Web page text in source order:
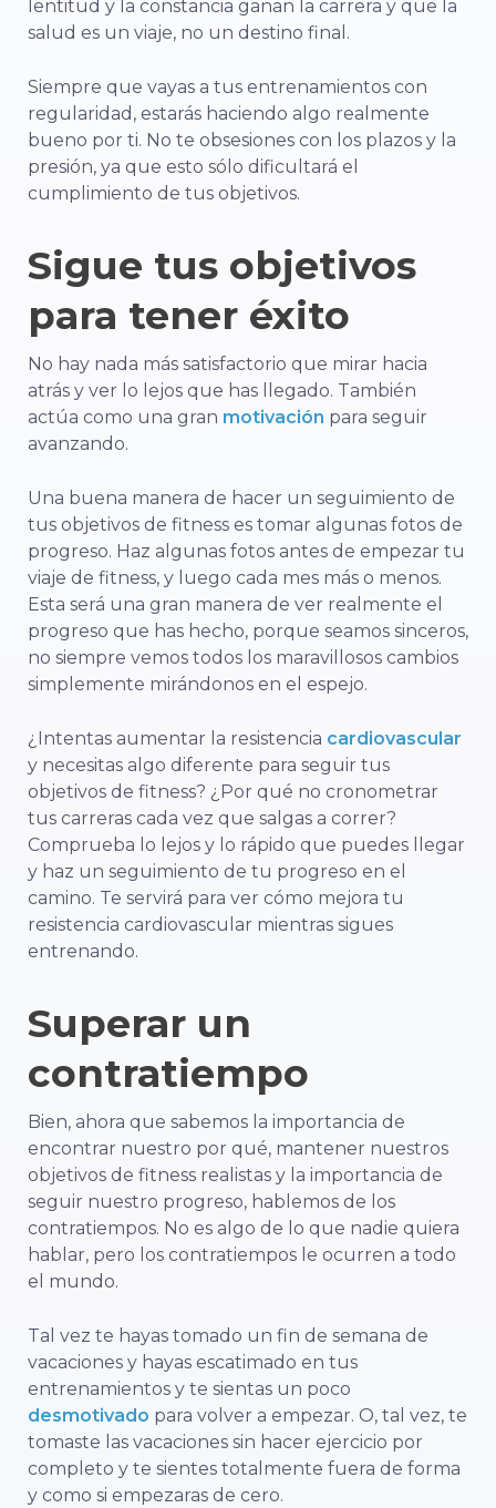
lentitud y la constancia ganan la carrera y que la
salud es un viaje, no un destino final.
Siempre que vayas a tus entrenamientos con
regularidad, estarás haciendo algo realmente
bueno por ti. No te obsesiones con los plazos y la
presión, ya que esto sólo dificultará el
cumplimiento de tus objetivos.
Sigue tus objetivos
para tener éxito
No hay nada más satisfactorio que mirar hacia
atrás y ver lo lejos que has llegado. También
actúa como una gran motivación para seguir
avanzando.
Una buena manera de hacer un seguimiento de
tus objetivos de fitness es tomar algunas fotos de
progreso. Haz algunas fotos antes de empezar tu
viaje de fitness, y luego cada mes más o menos.
Esta será una gran manera de ver realmente el
progreso que has hecho, porque seamos sinceros,
no siempre vemos todos los maravillosos cambios
simplemente mirándonos en el espejo.
¿Intentas aumentar la resistencia cardiovascular
y necesitas algo diferente para seguir tus
objetivos de fitness? ¿Por qué no cronometrar
tus carreras cada vez que salgas a correr?
Comprueba lo lejos y lo rápido que puedes llegar
y haz un seguimiento de tu progreso en el
camino. Te servirá para ver cómo mejora tu
resistencia cardiovascular mientras sigues
entrenando.
Superar un
contratiempo
Bien, ahora que sabemos la importancia de
encontrar nuestro por qué, mantener nuestros
objetivos de fitness realistas y la importancia de
seguir nuestro progreso, hablemos de los
contratiempos. No es algo de lo que nadie quiera
hablar, pero los contratiempos le ocurren a todo
el mundo.
Tal vez te hayas tomado un fin de semana de
vacaciones y hayas escatimado en tus
entrenamientos y te sientas un poco
desmotivado para volver a empezar. O, tal vez, te
tomaste las vacaciones sin hacer ejercicio por
completo y te sientes totalmente fuera de forma
y como si empezaras de cero.